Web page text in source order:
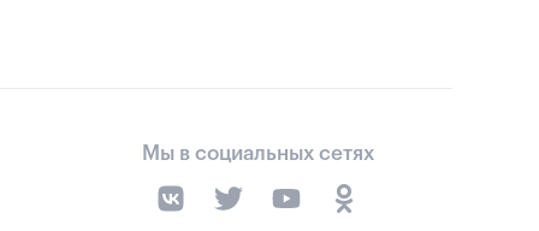
Мы в социальных сетях